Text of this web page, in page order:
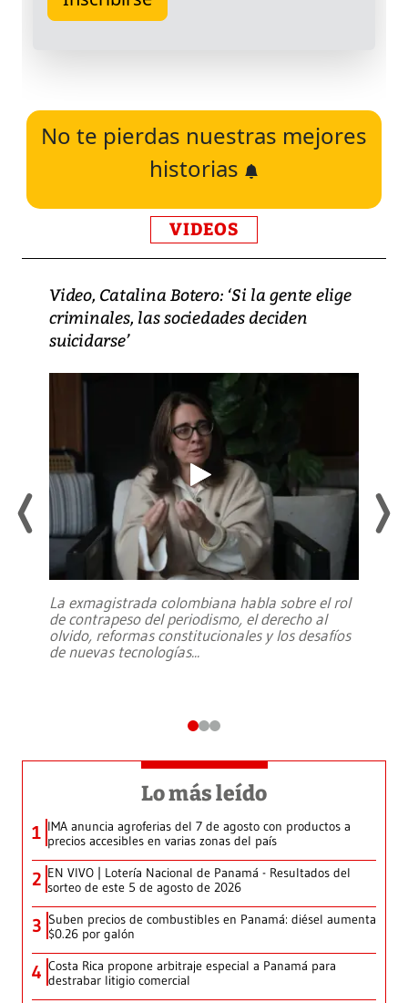
No te pierdas nuestras mejores
historias
VIDEOS
Video, Catalina Botero: ‘Si la gente elige
criminales, las sociedades deciden
suicidarse’
La exmagistrada colombiana habla sobre el rol
de contrapeso del periodismo, el derecho al
olvido, reformas constitucionales y los desafíos
de nuevas tecnologías...
Lo más leído
1 IMA anuncia agroferias del 7 de agosto con productos a
precios accesibles en varias zonas del país
2 EN VIVO | Lotería Nacional de Panamá - Resultados del
sorteo de este 5 de agosto de 2026
3 Suben precios de combustibles en Panamá: diésel aumenta
$0.26 por galón
4 Costa Rica propone arbitraje especial a Panamá para
destrabar litigio comercial